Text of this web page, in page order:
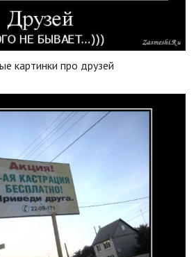
картинки про друзей